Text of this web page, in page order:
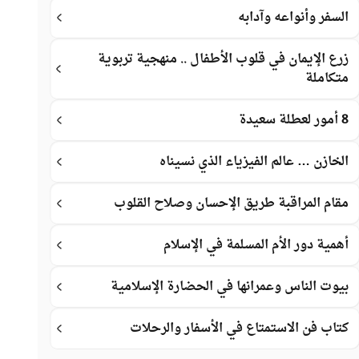
السفر وأنواعه وآدابه
زرع الإيمان في قلوب الأطفال .. منهجية تربوية
متكاملة
8 أمور لعطلة سعيدة
الخازن … عالم الفيزياء الذي نسيناه
مقام المراقبة طريق الإحسان وصلاح القلوب
أهمية دور الأم المسلمة في الإسلام
بيوت الناس وعمرانها في الحضارة الإسلامية
كتاب فن الاستمتاع في الأسفار والرحلات